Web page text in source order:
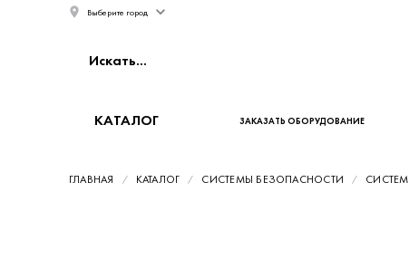
Выберите город
КАТАЛОГ ЗАКАЗАТЬ ОБОРУДОВАНИЕ
ГЛАВНАЯ КАТАЛОГ СИСТЕМЫ БЕЗОПАСНОСТИ